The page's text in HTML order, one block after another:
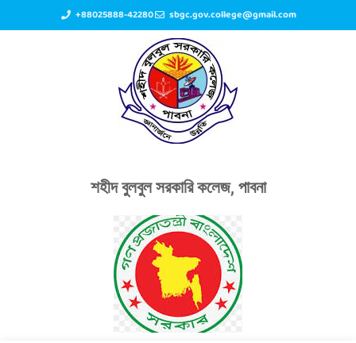
+88025888-42280 sbgc.gov.college@gmail.com
শহীদ বুলবুল সরকারি কলেজ, পাবনা